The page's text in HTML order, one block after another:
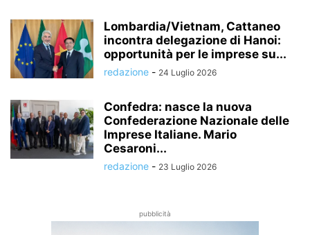
Lombardia/Vietnam, Cattaneo
incontra delegazione di Hanoi:
opportunità per le imprese su...
redazione - 24 Luglio 2026
Confedra: nasce la nuova
Confederazione Nazionale delle
Imprese Italiane. Mario
Cesaroni...
redazione - 23 Luglio 2026
pubblicità